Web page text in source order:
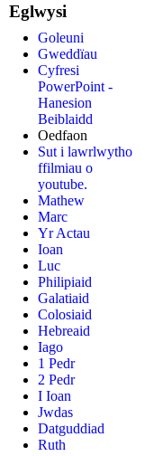
Eglwysi
Goleuni
Gweddïau
Cyfresi
PowerPoint -
Hanesion
Beiblaidd
Oedfaon
Sut i lawrlwytho
ffilmiau o
youtube.
Mathew
Marc
Yr Actau
Ioan
Luc
Philipiaid
Galatiaid
Colosiaid
Hebreaid
Iago
1 Pedr
2 Pedr
I Ioan
Jwdas
Datguddiad
Ruth